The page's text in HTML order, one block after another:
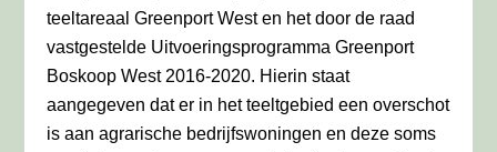
teeltareaal Greenport West en het door de raad
vastgestelde Uitvoeringsprogramma Greenport
Boskoop West 2016-2020. Hierin staat
aangegeven dat er in het teeltgebied een overschot
is aan agrarische bedrijfswoningen en deze soms